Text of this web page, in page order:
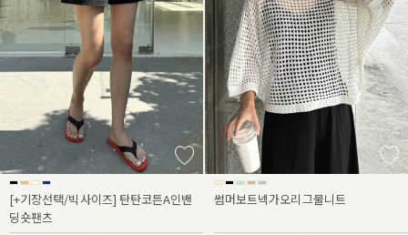
[+기장선택/빅사이즈] 탄탄코튼A인밴
딩숏팬츠
썸머보트넥가오리그물니트